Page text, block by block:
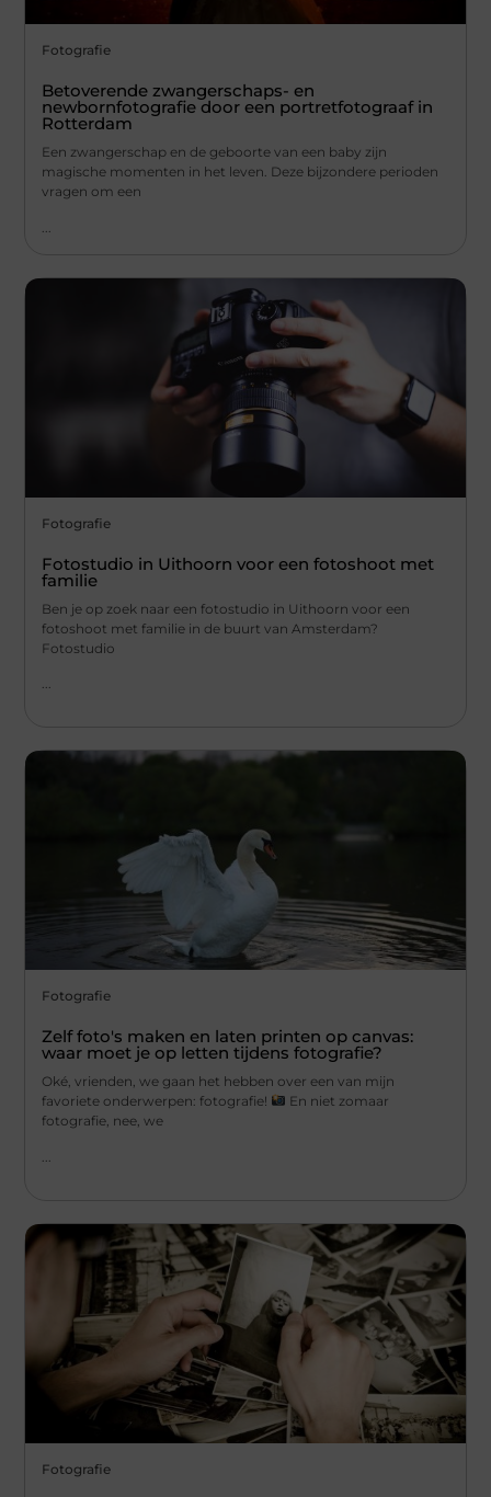
Fotografie
Betoverende zwangerschaps- en
newbornfotografie door een portretfotograaf in
Rotterdam
Een zwangerschap en de geboorte van een baby zijn
magische momenten in het leven. Deze bijzondere perioden
vragen om een
Fotografie
Fotostudio in Uithoorn voor een fotoshoot met
familie
Ben je op zoek naar een fotostudio in Uithoorn voor een
fotoshoot met familie in de buurt van Amsterdam?
Fotostudio
...
Fotografie
Zelf foto's maken en laten printen op canvas:
waar moet je op letten tijdens fotografie?
Oké, vrienden, we gaan het hebben over een van mijn
favoriete onderwerpen: fotografie!
En niet zomaar
fotografie, nee, we
Fotografie